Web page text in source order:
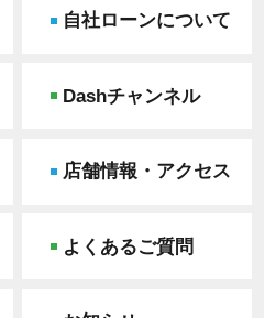
自社ローンについて
Dashチャンネル
店舗情報・アクセス
よくあるご質問